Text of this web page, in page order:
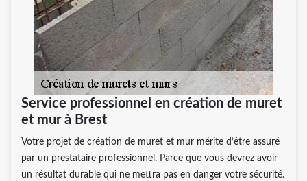
Service professionnel en création de muret
et mur à Brest
Votre projet de création de muret et mur mérite d’être assuré
par un prestataire professionnel. Parce que vous devrez avoir
un résultat durable qui ne mettra pas en danger votre sécurité.